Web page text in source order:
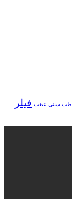
طب سنتی غبغب فیلر